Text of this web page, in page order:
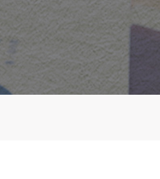
麦
海藻アルギット農産物
やま和牛 酒粕育ち
お店で食べる
オリジナル商品
ＪＡ-ＳＳ
水田を活用した野菜栽培
事業部紹介
ＪＡグループについて